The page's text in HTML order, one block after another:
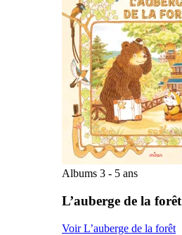
Albums 3 - 5 ans
L’auberge de la forêt
Voir L’auberge de la forêt